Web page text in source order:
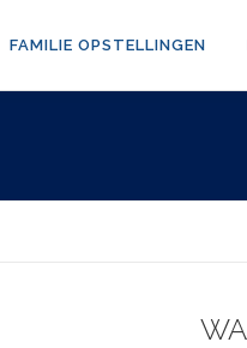
FAMILIE OPSTELLINGEN